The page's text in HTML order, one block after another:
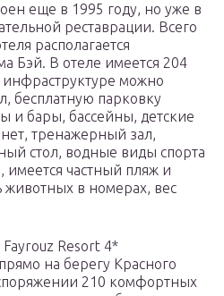
еще в 1995 году, но уже в
реставрации. Всего
располагается
Бэй. В отеле имеется 204
можно
бесплатную парковку
и бары, бассейны, детские
тренажерный зал,
стол, водные виды спорта
имеется частный пляж и
животных в номерах, вес
Fayrouz Resort 4*
на берегу Красного
210 комфортных